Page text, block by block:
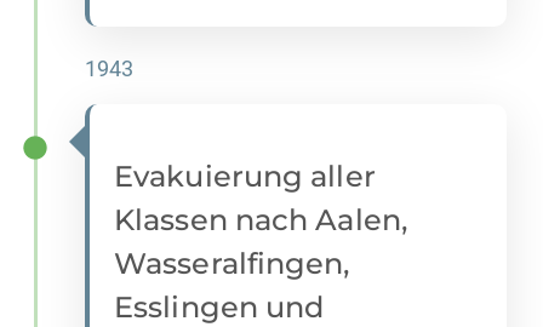
1943
Evakuierung aller
Klassen nach Aalen,
Wasseralfingen,
Esslingen und